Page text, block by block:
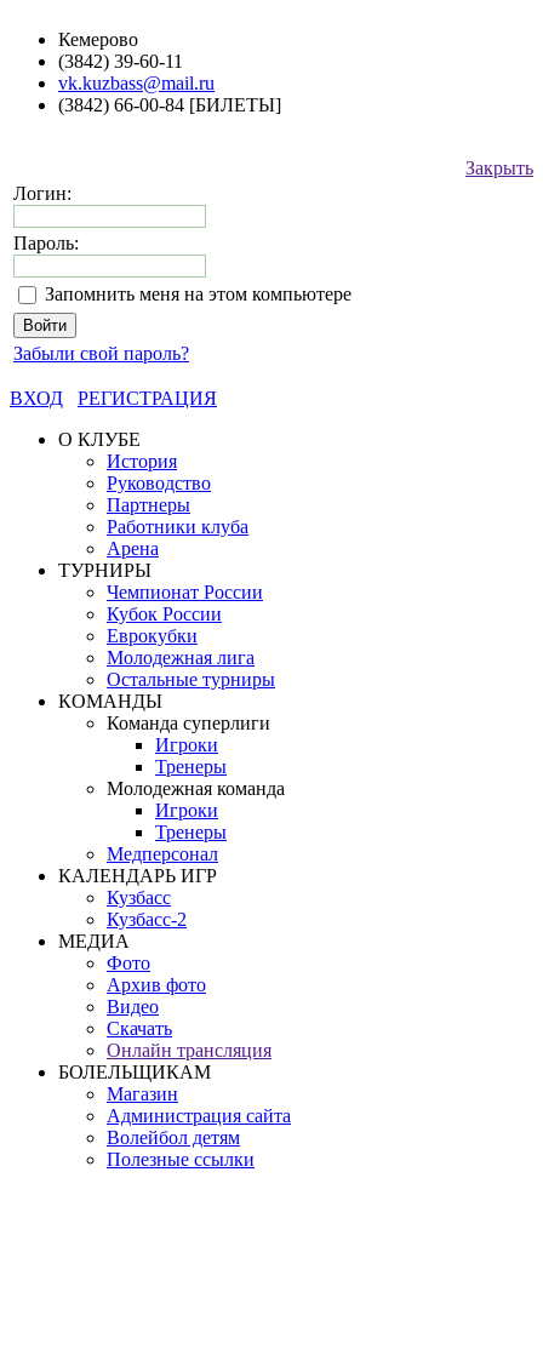
Кемерово
(3842) 39-60-11
vk.kuzbass@mail.ru
(3842) 66-00-84 [БИЛЕТЫ]
Закрыть
Логин:
Пароль:
Запомнить меня на этом компьютере
Забыли свой пароль?
ВХОД
РЕГИСТРАЦИЯ
О КЛУБЕ
История
Руководство
Партнеры
Работники клуба
Арена
ТУРНИРЫ
Чемпионат России
Кубок России
Еврокубки
Молодежная лига
Остальные турниры
КОМАНДЫ
Команда суперлиги
Игроки
Тренеры
Молодежная команда
Игроки
Тренеры
Медперсонал
КАЛЕНДАРЬ ИГР
Кузбасс
Кузбасс-2
МЕДИА
Фото
Архив фото
Видео
Скачать
Онлайн трансляция
БОЛЕЛЬЩИКАМ
Магазин
Администрация сайта
Волейбол детям
Полезные ссылки